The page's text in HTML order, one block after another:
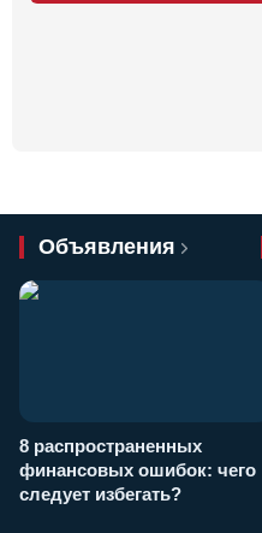
Объявления
8 распространенных
финансовых ошибок: чего
следует избегать?